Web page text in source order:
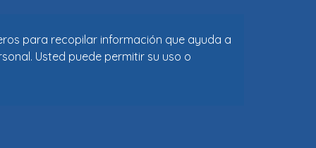
para recopilar información que ayuda a
Usted puede permitir su uso o